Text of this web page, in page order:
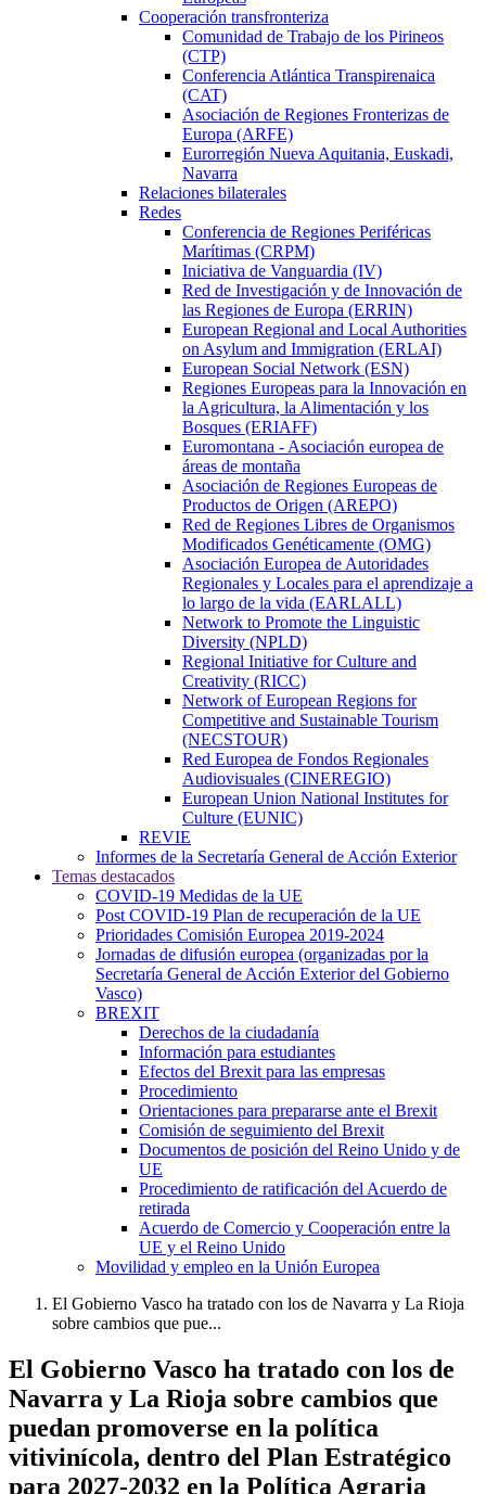
Cooperación transfronteriza
Comunidad de Trabajo de los Pirineos
(CTP)
Conferencia Atlántica Transpirenaica
(CAT)
Asociación de Regiones Fronterizas de
Europa (ARFE)
Eurorregión Nueva Aquitania, Euskadi,
Navarra
Relaciones bilaterales
Redes
Conferencia de Regiones Periféricas
Marítimas (CRPM)
Iniciativa de Vanguardia (IV)
Red de Investigación y de Innovación de
las Regiones de Europa (ERRIN)
European Regional and Local Authorities
on Asylum and Immigration (ERLAI)
European Social Network (ESN)
Regiones Europeas para la Innovación en
la Agricultura, la Alimentación y los
Bosques (ERIAFF)
Euromontana - Asociación europea de
áreas de montaña
Asociación de Regiones Europeas de
Productos de Origen (AREPO)
Red de Regiones Libres de Organismos
Modificados Genéticamente (OMG)
Asociación Europea de Autoridades
Regionales y Locales para el aprendizaje a
lo largo de la vida (EARLALL)
Network to Promote the Linguistic
Diversity (NPLD)
Regional Initiative for Culture and
Creativity (RICC)
Network of European Regions for
Competitive and Sustainable Tourism
(NECSTOUR)
Red Europea de Fondos Regionales
Audiovisuales (CINEREGIO)
European Union National Institutes for
Culture (EUNIC)
REVIE
Informes de la Secretaría General de Acción Exterior
Temas destacados
COVID-19 Medidas de la UE
Post COVID-19 Plan de recuperación de la UE
Prioridades Comisión Europea 2019-2024
Jornadas de difusión europea (organizadas por la
Secretaría General de Acción Exterior del Gobierno
Vasco)
BREXIT
Derechos de la ciudadanía
Información para estudiantes
Efectos del Brexit para las empresas
Procedimiento
Orientaciones para prepararse ante el Brexit
Comisión de seguimiento del Brexit
Documentos de posición del Reino Unido y de
UE
Procedimiento de ratificación del Acuerdo de
retirada
Acuerdo de Comercio y Cooperación entre la
UE y el Reino Unido
Movilidad y empleo en la Unión Europea
El Gobierno Vasco ha tratado con los de Navarra y La Rioja
sobre cambios que pue...
El Gobierno Vasco ha tratado con los de
Navarra y La Rioja sobre cambios que
puedan promoverse en la política
vitivinícola, dentro del Plan Estratégico
para 2027-2032 en la Política Agraria